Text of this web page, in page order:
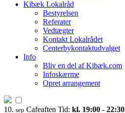
Kibæk Lokalråd
Bestyrelsen
Referater
Vedtægter
Kontakt Lokalrådet
Centerbykontaktudvalget
Info
Bliv en del af Kibæk.com
Infoskærme
Opret arrangement
10. sep Cafeaften Tid: kl. 19:00 - 22:30